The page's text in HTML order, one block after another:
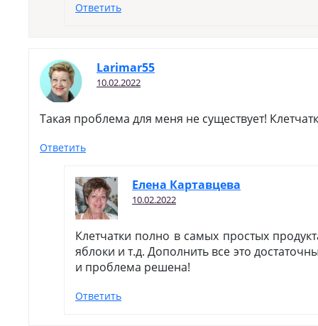
Ответить
Larimar55
10.02.2022
Такая проблема для меня не существует!
Ответить
Елена Картавцева
10.02.2022
Клетчатки полно в самых простых
яблоки и т.д. Дополнить все это
и проблема решена!
Ответить